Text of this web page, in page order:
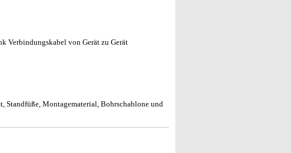
Verbindungskabel von Gerät zu Gerät
Standfüße, Montagematerial, Bohrschablone und